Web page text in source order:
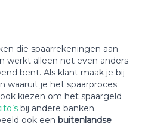
die spaarrekeningen aan
werkt alleen net even anders
bent. Als klant maak je bij
waaruit je het spaarproces
kiezen om het spaargeld
bij andere banken.
ook een buitenlandse